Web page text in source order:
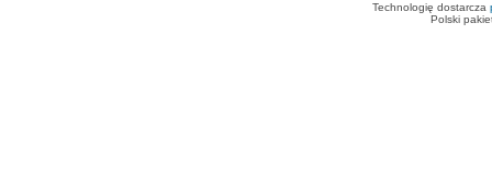
Technologię dostarcza
Polski